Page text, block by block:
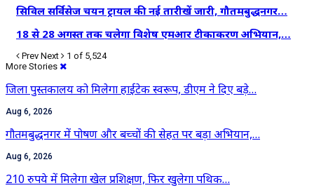
सिविल सर्विसेज चयन ट्रायल की नई तारीखें जारी, गौतमबुद्धनगर…
18 से 28 अगस्त तक चलेगा विशेष एमआर टीकाकरण अभियान,…
Prev Next
1 of 5,524
More Stories
जिला पुस्तकालय को मिलेगा हाईटेक स्वरूप, डीएम ने दिए बड़े…
Aug 6, 2026
गौतमबुद्धनगर में पोषण और बच्चों की सेहत पर बड़ा अभियान,…
Aug 6, 2026
210 रुपये में मिलेगा खेल प्रशिक्षण, फिर खुलेगा पथिक…